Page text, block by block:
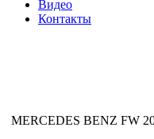
Видео
Контакты
MERCEDES BENZ FW